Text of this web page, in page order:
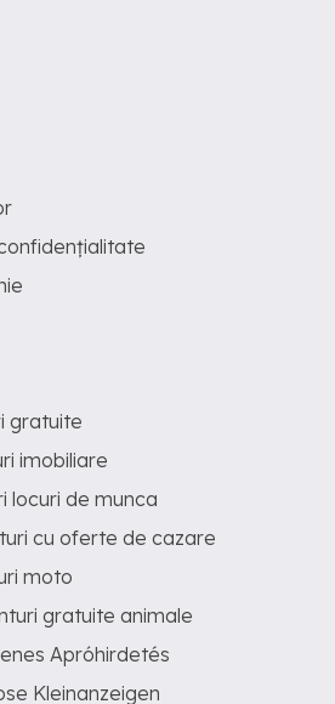
gratuite
imobiliare
locuri de munca
cu oferte de cazare
moto
gratuite animale
Apróhirdetés
Kleinanzeigen